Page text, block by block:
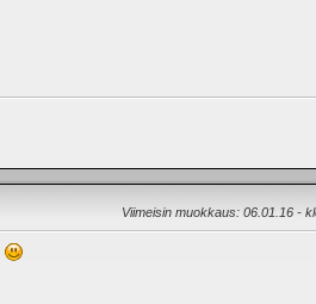
Viimeisin muokkaus: 06.01.16 -